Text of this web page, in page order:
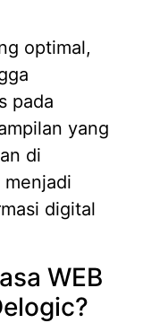
optimal,
pada
yang
di
digital
WEB